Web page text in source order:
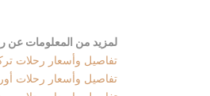
لمزيد من المعلومات عن
تفاصيل وأسعار رحلات
تفاصيل وأسعار رحلات